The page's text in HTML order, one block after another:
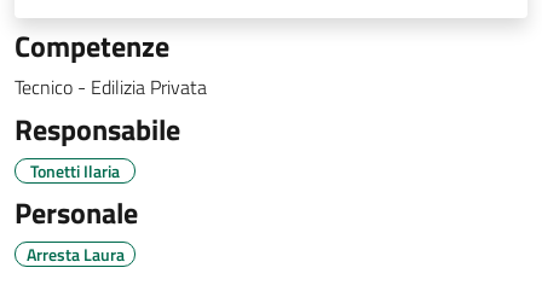
Competenze
Tecnico - Edilizia Privata
Responsabile
Tonetti Ilaria
Personale
Arresta Laura